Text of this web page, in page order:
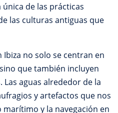
de las prácticas
las culturas antiguas que
no solo se centran en
que también incluyen
aguas alrededor de la
y artefactos que nos
y la navegación en